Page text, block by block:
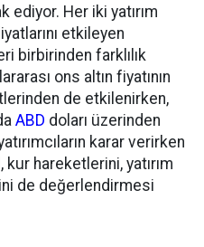
ediyor. Her iki yatırım
etkileyen
birbirinden farklılık
ons altın fiyatının
de etkilenirken,
ABD doları üzerinden
karar verirken
kur hareketlerini, yatırım
de değerlendirmesi